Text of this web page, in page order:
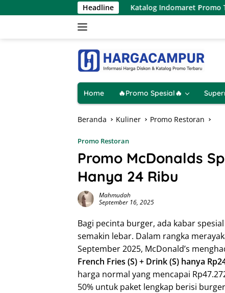
ke
Headline
Katalog Indomaret Promo Terbaru 6 – 12
Home 🔥Promo Spesial🔥
Beranda Kuliner Promo Restoran
Promo Restoran
Promo McDonalds
Hanya 24 Ribu
Mahmudah
September 16, 2025
Bagi pecinta burger, ada kabar
semakin lebar. Dalam rangka
September 2025, McDonald’s
French Fries (S) + Drink (S) hanya
harga normal yang mencapai
50% untuk paket lengkap berisi